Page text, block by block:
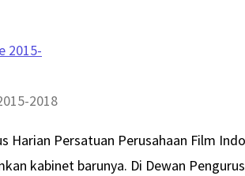
2018
Harian Persatuan Perusahaan Film
kabinet barunya. Di Dewan